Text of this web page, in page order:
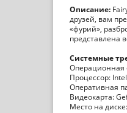
Описание:
друзей, вам
«фурий»,
представлена
Системные
Операционная
Процессор:
Оперативная
Видеокарта:
Место на